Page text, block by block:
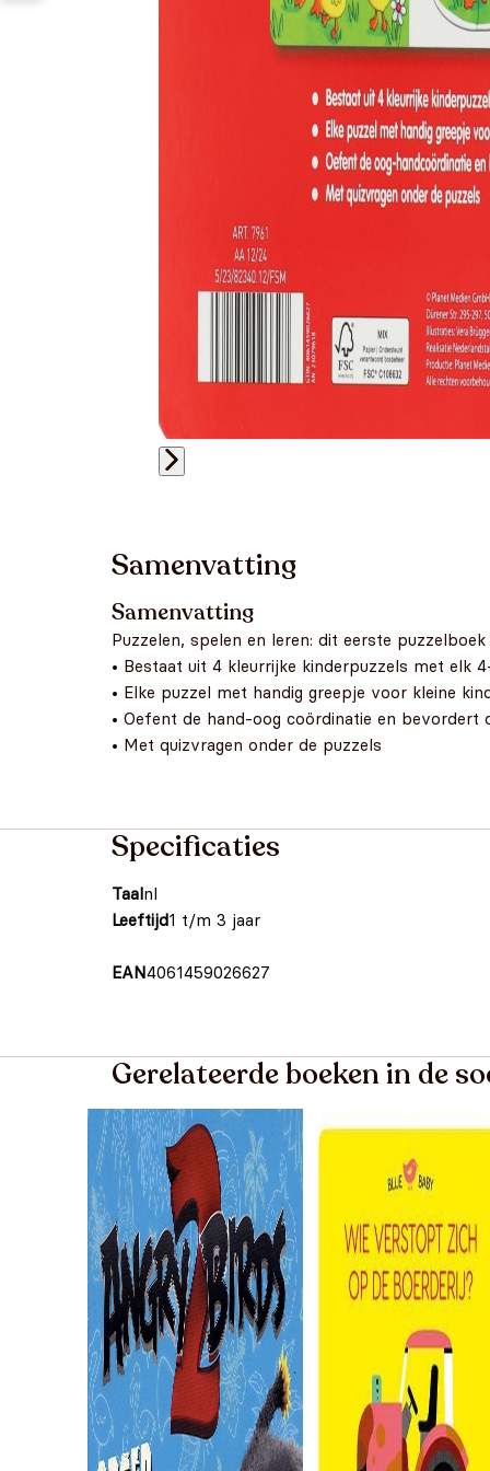
Samenvatting
Samenvatting
Puzzelen, spelen en leren: dit eerste
• Bestaat uit 4 kleurrijke kinderpuzzels met elk
• Elke puzzel met handig greepje voor kleine
• Oefent de hand-oog coördinatie en bevordert
• Met quizvragen onder de puzzels
Specificaties
Taalnl
Leeftijd1 t/m 3 jaar
EAN4061459026627
Gerelateerde boeken in de